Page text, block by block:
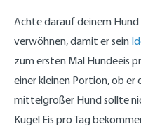
Achte darauf deinem
verwöhnen, damit er sein
zum ersten Mal Hundeeis
einer kleinen Portion, ob
mittelgroßer Hund sollte
Kugel Eis pro Tag